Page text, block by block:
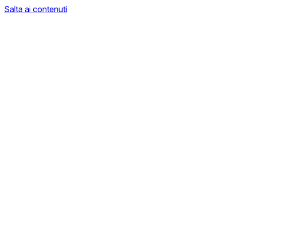
Salta ai contenuti